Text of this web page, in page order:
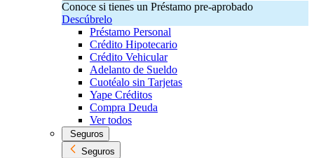
Conoce si tienes un Préstamo pre-aprobado
Descúbrelo
Préstamo Personal
Crédito Hipotecario
Crédito Vehicular
Adelanto de Sueldo
Cuotéalo sin Tarjetas
Yape Créditos
Compra Deuda
Ver todos
Seguros
Seguros